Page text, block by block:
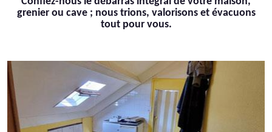
grenier ou cave ; nous trions, valorisons et évacuons
tout pour vous.